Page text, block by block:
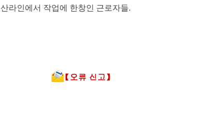
라인에서 작업에 한창인 근로자들.